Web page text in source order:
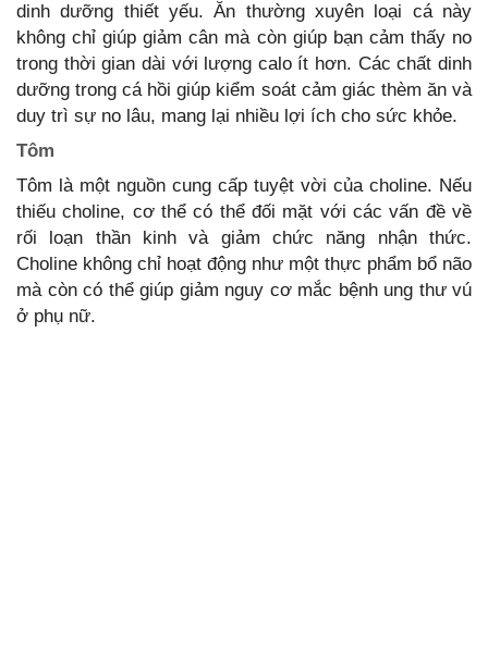
dinh dưỡng thiết yếu. Ăn thường xuyên loại cá này
không chỉ giúp giảm cân mà còn giúp bạn cảm thấy no
trong thời gian dài với lượng calo ít hơn. Các chất dinh
dưỡng trong cá hồi giúp kiểm soát cảm giác thèm ăn và
duy trì sự no lâu, mang lại nhiều lợi ích cho sức khỏe.
Tôm
Tôm là một nguồn cung cấp tuyệt vời của choline. Nếu
thiếu choline, cơ thể có thể đối mặt với các vấn đề về
rối loạn thần kinh và giảm chức năng nhận thức.
Choline không chỉ hoạt động như một thực phẩm bổ não
mà còn có thể giúp giảm nguy cơ mắc bệnh ung thư vú
ở phụ nữ.